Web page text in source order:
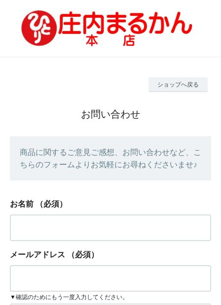
ショップへ戻る
お問い合わせ
商品に関するご意見ご感想、お問い合わせなど、こ
ちらのフォームよりお気軽にお尋ねくださいませ♪
お名前 （必須）
メールアドレス （必須）
▼確認のためにもう一度入力してください。